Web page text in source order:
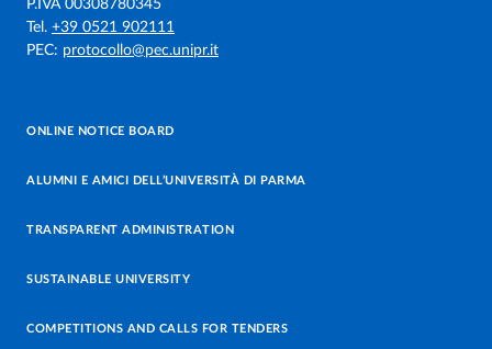
P.IVA 00308780345
Tel. +39 0521 902111
PEC: protocollo@pec.unipr.it
ONLINE NOTICE BOARD
ALUMNI E AMICI DELL’UNIVERSITÀ DI PARMA
TRANSPARENT ADMINISTRATION
SUSTAINABLE UNIVERSITY
COMPETITIONS AND CALLS FOR TENDERS